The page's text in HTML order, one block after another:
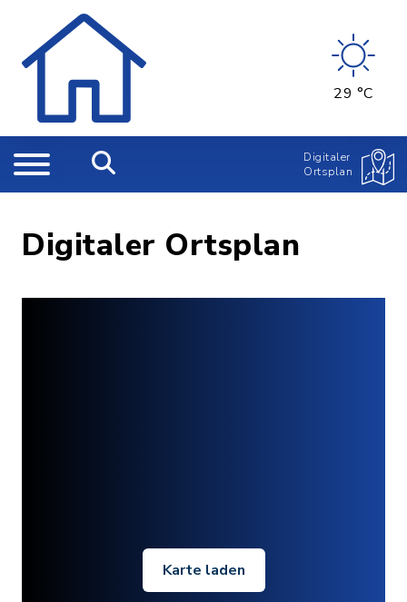
29 °C
Digitaler
Ortsplan
Digitaler Ortsplan
Karte laden